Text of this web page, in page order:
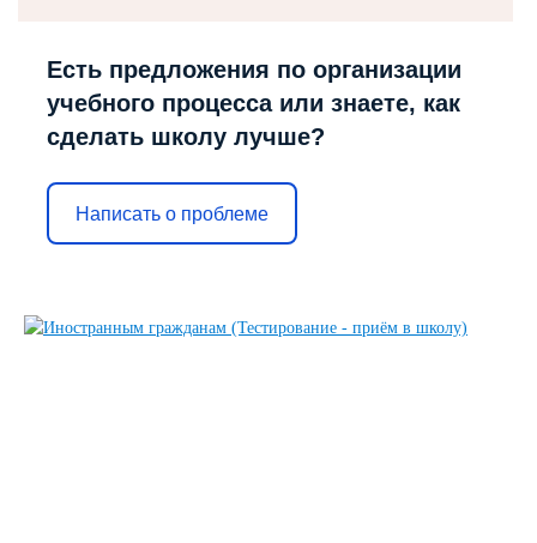
Есть предложения по организации
учебного процесса или знаете, как
сделать школу лучше?
Написать о проблеме